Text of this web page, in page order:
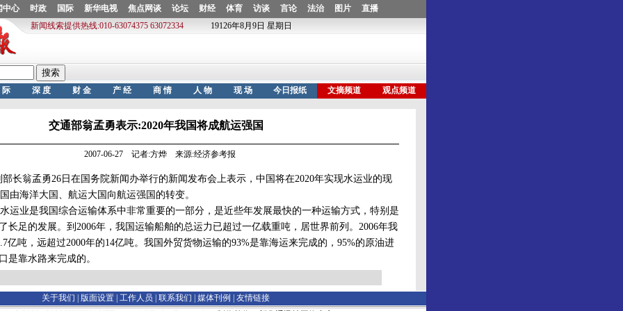
交通部翁孟勇表示:2020年我国将成航运强国
2007-06-27 记者:方烨 来源:经济参考报
翁孟勇26日在国务院新闻办举行的新闻发布会上表示，中国将在2020年实现水运业的现
由海洋大国、航运大国向航运强国的转变。
是我国综合运输体系中非常重要的一部分，是近些年发展最快的一种运输方式，特别是
长足的发展。到2006年，我国运输船舶的总运力已超过一亿载重吨，居世界前列。2006年我
亿吨，远超过2000年的14亿吨。我国外贸货物运输的93%是靠海运来完成的，95%的原油进
是靠水路来完成的。
关于我们 | 版面设置 工作人员 联系我们 媒体刊例
友情链接